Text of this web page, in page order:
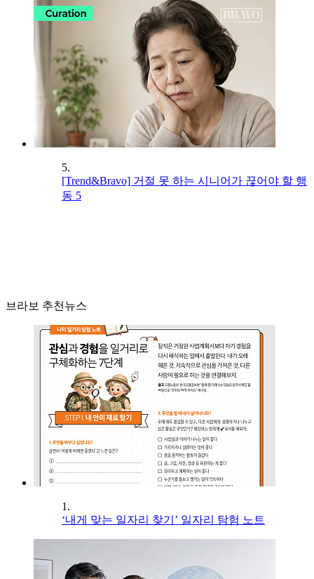
5.
[Trend&Bravo] 거절 못 하는 시니어가 끊어야 할 행
동 5
브라보 추천뉴스
1.
‘내게 맞는 일자리 찾기’ 일자리 탐험 노트